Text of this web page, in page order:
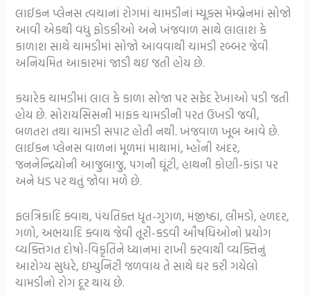
લાઈકન પ્લેનસ ત્વચાનાં રોગમાં ચામડીનાં મ્યૂક્સ મેમ્બ્રેનમાં સોજો
આવી એકથી વધુ ફોડકીઓ અને ખંજવાળ સાથે લાલાશ કે
કાળાશ સાથે ચામડીમાં સોજો આવવાથી ચામડી રબ્બર જેવી
અનિયમિત આકારમાં જાડી થઇ જતી હોય છે.
કયારેક ચામડીમાં લાલ કે કાળા સોજા પર સફેદ રેખાઓ પડી જતી
હોય છે. સોરાયસિસની માફક ચામડીની પરત ઉખડી જવી,
બળતરા તથા ચામડી સપાટ હોતી નથી. ખંજવાળ ખૂબ આવે છે.
લાઈકન પ્લેનસ વાળનાં મૂળમાં માથામાં, મ્હોંની અંદર,
જનનેન્દ્રિયોની આજુબાજુ, પગની ઘૂંટી, હાથની કોણી-કાંડા પર
અને ધડ પર થતું જોવા મળે છે.
ફલત્રિકાદિ ક્વાથ, પંચતિક્ત ધૃત-ગુગળ, મંજીષ્ઠા, લીમડો, હળદર,
ગળો, અભયાદિ ક્વાથ જેવી તૂરી-કડવી ઔષધિઓનો પ્રયોગ
વ્યક્તિગત દોષો-વિકૃતિને ધ્યાનમાં રાખી કરવાથી વ્યક્તિનું
આરોગ્ય સુધરે, ઇમ્યુનિટી જળવાય તે સાથે ઘર કરી ગયેલો
ચામડીનો રોગ દૂર થાય છે.